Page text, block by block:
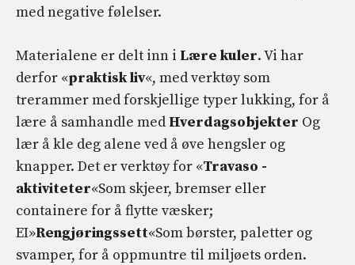
med negative følelser.
Materialene er delt inn i Lære kuler. Vi har
derfor «praktisk liv«, med verktøy som
trerammer med forskjellige typer lukking, for å
lære å samhandle med Hverdagsobjekter Og
lær å kle deg alene ved å øve hengsler og
knapper. Det er verktøy for «Travaso -
aktiviteter«Som skjeer, bremser eller
containere for å flytte væsker;
EI»Rengjøringssett«Som børster, paletter og
svamper, for å oppmuntre til miljøets orden.